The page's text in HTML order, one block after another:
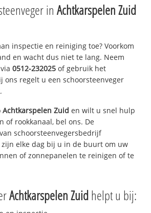
inAchtkarspelen Zuid
inspectie en reiniging toe? Voorkom
en wacht dus niet te lang. Neem
via0512-232025 of gebruik het
ons regelt u een schoorsteenveger
Achtkarspelen Zuid en wilt u snel hulp
of rookkanaal, bel ons. De
schoorsteenvegersbedrijf
zijn elke dag bij u in de buurt om uw
of zonnepanelen te reinigen of te
Achtkarspelen Zuidhelpt u bij: